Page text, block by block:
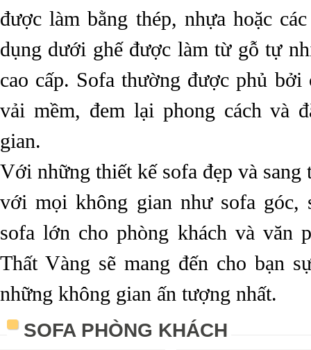
được làm bằng thép, nhựa hoặc
dụng dưới ghế được làm từ gỗ tự
cao cấp. Sofa thường được phủ bởi
vải mềm, đem lại phong cách và
gian.
Với những thiết kế sofa đẹp và sang
với mọi không gian như sofa góc,
sofa lớn cho phòng khách và văn
Thất Vàng sẽ mang đến cho bạn
những không gian ấn tượng nhất.
SOFA PHÒNG KHÁCH